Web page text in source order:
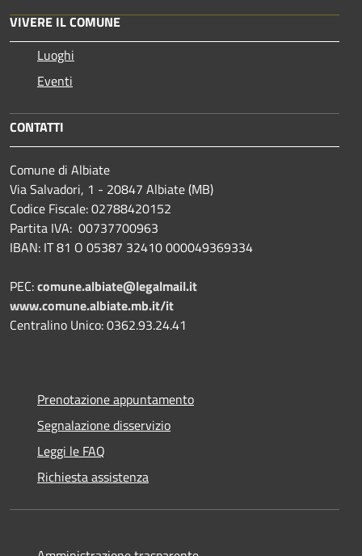
VIVERE IL COMUNE
Luoghi
Eventi
CONTATTI
Comune di Albiate
Via Salvadori, 1 - 20847 Albiate (MB)
Codice Fiscale: 02788420152
Partita IVA: 00737700963
IBAN: IT 81 O 05387 32410 000049369334
PEC:comune.albiate@legalmail.it
www.comune.albiate.mb.it/it
Centralino Unico: 0362.93.24.41
Prenotazione appuntamento
Segnalazione disservizio
Leggi le FAQ
Richiesta assistenza